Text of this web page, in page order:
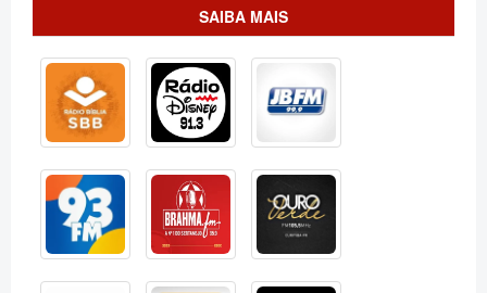
SAIBA MAIS